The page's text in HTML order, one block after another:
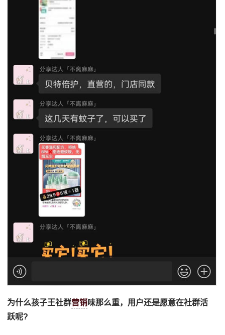
为什么孩子王社群营销味那么重，用户还是愿意在社群活
跃呢?